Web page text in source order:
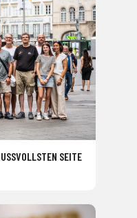
SEITE